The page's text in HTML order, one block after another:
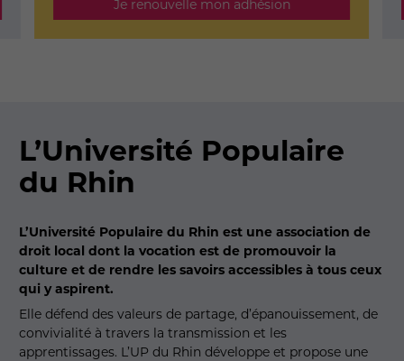
Je renouvelle mon adhésion
L’Université Populaire
du Rhin
L’Université Populaire du Rhin est une association de
droit local dont la vocation est de promouvoir la
culture et de rendre les savoirs accessibles à tous ceux
qui y aspirent.
Elle défend des valeurs de partage, d’épanouissement, de
convivialité à travers la transmission et les
apprentissages. L’UP du Rhin développe et propose une